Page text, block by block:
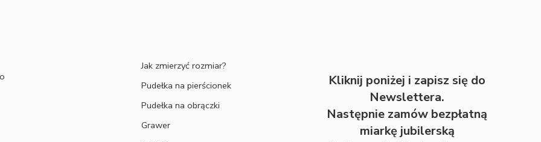
Jak zmierzyć rozmiar?
Pudełka na pierścionek
Pudełka na obrączki
Grawer
Kliknij poniżej i zapisz się do
Newslettera.
Następnie zamów bezpłatną
miarkę jubilerską